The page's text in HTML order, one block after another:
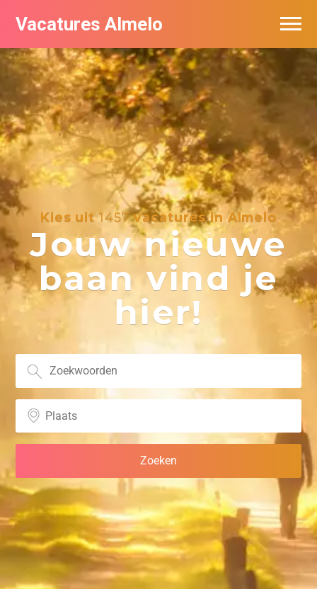
Vacatures Almelo
Kies uit1457vacatures in Almelo
Jouw nieuwe
baan vind je
hier!
Vacatures per bedrijf
De populairste vacatures in Almelo
Nieuwsbrief feed